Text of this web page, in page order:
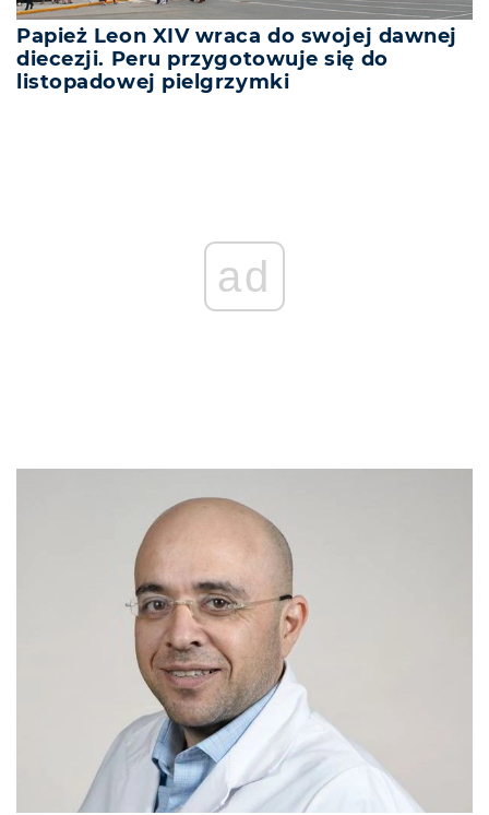
Papież Leon XIV wraca do swojej dawnej
diecezji. Peru przygotowuje się do
listopadowej pielgrzymki
ad